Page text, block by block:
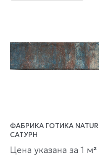
ФАБРИКА ГОТИКА NATUR
САТУРН
Цена указана за 1 м²